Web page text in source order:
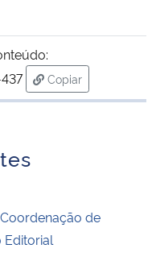
Humanos
Copiar
para área de
de